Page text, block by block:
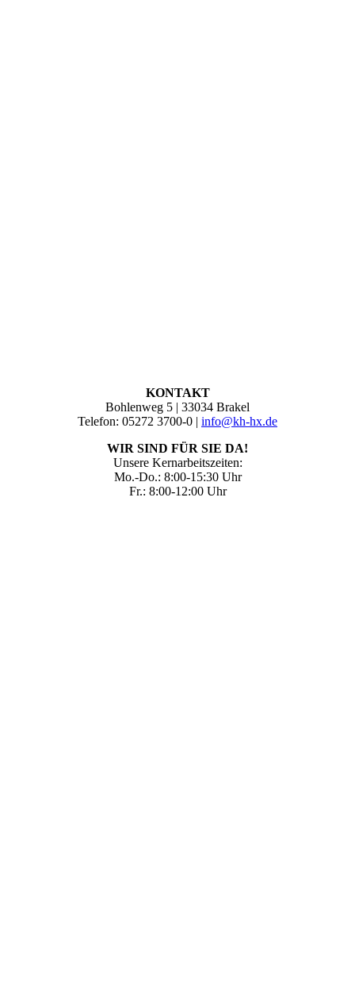
KONTAKT
Bohlenweg 5 | 33034 Brakel
Telefon: 05272 3700-0 | info@kh-hx.de
WIR SIND FÜR SIE DA!
Unsere Kernarbeitszeiten:
Mo.-Do.: 8:00-15:30 Uhr
Fr.: 8:00-12:00 Uhr